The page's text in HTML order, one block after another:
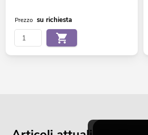
Prezzo su richiesta